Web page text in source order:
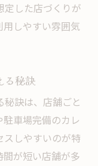
定した店づくりが
しやすい雰囲気
る秘訣
訣は、店舗ごと
車場完備のカレ
しやすいのが特
が短い店舗が多